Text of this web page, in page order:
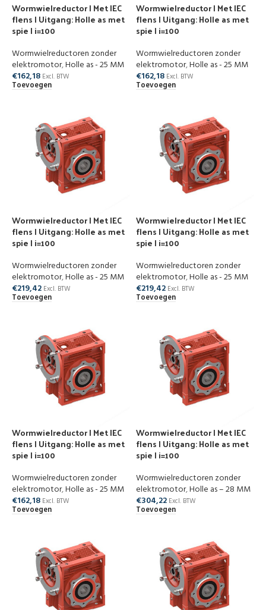
Wormwielreductor | Met IEC
flens | Uitgang: Holle as met
spie | i=100
Wormwielreductoren zonder
elektromotor,Holle as - 25 MM
€162,18 Excl. BTW
Toevoegen
Wormwielreductor | Met IEC
flens | Uitgang: Holle as met
spie | i=100
Wormwielreductoren zonder
elektromotor,Holle as - 25 MM
€162,18 Excl. BTW
Toevoegen
Wormwielreductor | Met IEC
flens | Uitgang: Holle as met
spie | i=100
Wormwielreductoren zonder
elektromotor,Holle as - 25 MM
€219,42 Excl. BTW
Toevoegen
Wormwielreductor | Met IEC
flens | Uitgang: Holle as met
spie | i=100
Wormwielreductoren zonder
elektromotor,Holle as - 25 MM
€219,42 Excl. BTW
Toevoegen
Wormwielreductor | Met IEC
flens | Uitgang: Holle as met
spie | i=100
Wormwielreductoren zonder
elektromotor,Holle as - 25 MM
€162,18 Excl. BTW
Toevoegen
Wormwielreductor | Met IEC
flens | Uitgang: Holle as met
spie | i=100
Wormwielreductoren zonder
elektromotor,Holle as – 28 MM
€304,22 Excl. BTW
Toevoegen